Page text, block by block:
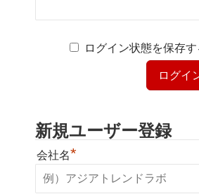
ログイン状態を保存す
新規ユーザー登録
会社名*